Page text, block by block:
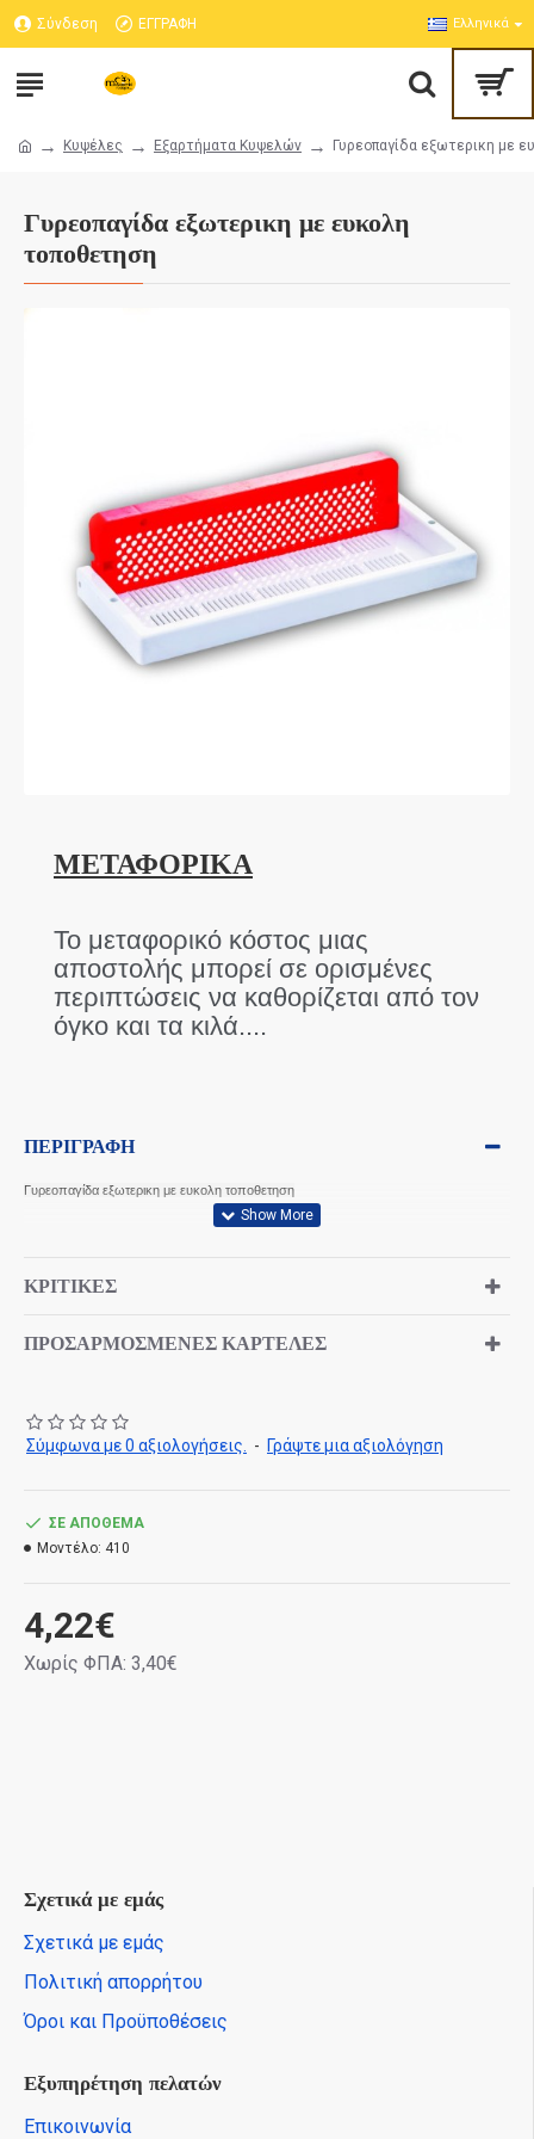
Σύνδεση ΕΓΓΡΑΦΗ Ελληνικά
Κυψέλες Εξαρτήματα Κυψελών Γυρεοπαγίδα εξωτερικη με
Γυρεοπαγίδα εξωτερικη με ευκολη
τοποθετηση
ΜΕΤΑΦΟΡΙΚΑ
Το μεταφορικό κόστος μιας
αποστολής μπορεί σε ορισμένες
περιπτώσεις να καθορίζεται από τον
όγκο και τα κιλά....
ΠΕΡΙΓΡΑΦΉ
Γυρεοπαγίδα εξωτερικη με ευκολη τοποθετηση
ΚΡΙΤΙΚΈΣ
ΠΡΟΣΑΡΜΟΣΜΈΝΕΣ ΚΑΡΤΈΛΕΣ
Σύμφωνα με 0 αξιολογήσεις. - Γράψτε μια αξιολόγηση
4,22€
Χωρίς ΦΠΑ: 3,40€
ΣΕ ΑΠΌΘΕΜΑ
Μοντέλο: 410
Σχετικά με εμάς
Σχετικά με εμάς
Πολιτική απορρήτου
Όροι και Προϋποθέσεις
Εξυπηρέτηση πελατών
Επικοινωνία